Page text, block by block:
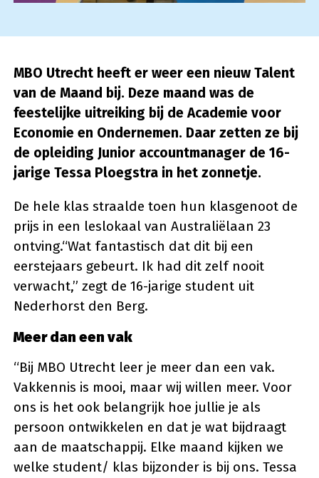
MBO Utrecht heeft er weer een nieuw Talent
van de Maand bij. Deze maand was de
feestelijke uitreiking bij de Academie voor
Economie en Ondernemen. Daar zetten ze bij
de opleiding Junior accountmanager de 16-
jarige Tessa Ploegstra in het zonnetje.
De hele klas straalde toen hun klasgenoot de
prijs in een leslokaal van Australiëlaan 23
ontving.“Wat fantastisch dat dit bij een
eerstejaars gebeurt. Ik had dit zelf nooit
verwacht,” zegt de 16-jarige student uit
Nederhorst den Berg.
Meer dan een vak
“Bij MBO Utrecht leer je meer dan een vak.
Vakkennis is mooi, maar wij willen meer. Voor
ons is het ook belangrijk hoe jullie je als
persoon ontwikkelen en dat je wat bijdraagt
aan de maatschappij. Elke maand kijken we
welke student/ klas bijzonder is bij ons. Tessa